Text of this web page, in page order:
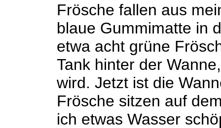
Frösche fallen aus
blaue Gummimatte in
etwa acht grüne
Tank hinter der
wird. Jetzt ist die
Frösche sitzen auf
ich etwas Wasser